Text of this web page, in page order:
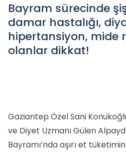
Bayram sürecinde
damar hastalığı,
hipertansiyon, mide
olanlar dikkat!
Gaziantep Özel Sani
ve Diyet Uzmanı Gülen
Bayramı’nda aşırı et